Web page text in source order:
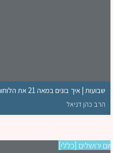
שבועות | איך בונים במאה 21 את הלוחות הראשונים שנשברו? | הרב דניאל כהן
הרב כהן דניאל
ירושלים [כללי]